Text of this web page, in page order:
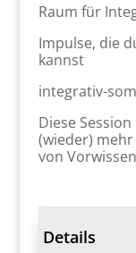
Raum für
Impulse, die
kannst
integrativ-
Diese
(wieder)
von
Details